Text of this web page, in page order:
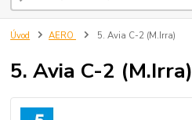
Úvod AERO 5. Avia C-2 (M.Irra)
5. Avia C-2 (M.Irra)